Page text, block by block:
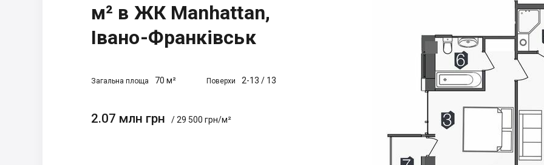
м² в ЖК Manhattan,
Івано-Франківськ
Загальна площа 70 м² Поверхи 2-13 / 13
2.07 млн грн / 29 500 грн/м²